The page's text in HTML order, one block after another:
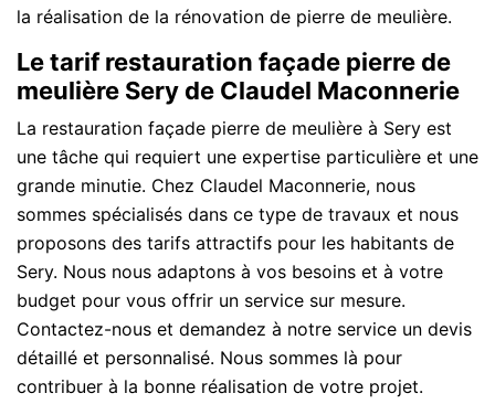
la réalisation de la rénovation de pierre de meulière.
Le tarif restauration façade pierre de
meulière Sery de Claudel Maconnerie
La restauration façade pierre de meulière à Sery est
une tâche qui requiert une expertise particulière et une
grande minutie. Chez Claudel Maconnerie, nous
sommes spécialisés dans ce type de travaux et nous
proposons des tarifs attractifs pour les habitants de
Sery. Nous nous adaptons à vos besoins et à votre
budget pour vous offrir un service sur mesure.
Contactez-nous et demandez à notre service un devis
détaillé et personnalisé. Nous sommes là pour
contribuer à la bonne réalisation de votre projet.